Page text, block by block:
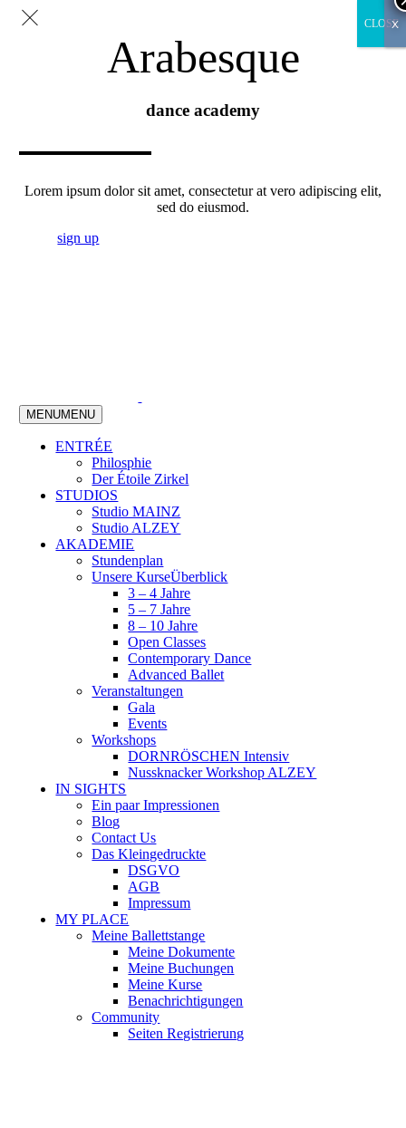
Arabesque
dance academy
Lorem ipsum dolor sit amet, consectetur at vero adipiscing elit,
sed do eiusmod.
sign up
MENUMENU
ENTRÉE
Philosphie
Der Étoile Zirkel
STUDIOS
Studio MAINZ
Studio ALZEY
AKADEMIE
Stundenplan
Unsere KurseÜberblick
3 – 4 Jahre
5 – 7 Jahre
8 – 10 Jahre
Open Classes
Contemporary Dance
Advanced Ballet
Veranstaltungen
Gala
Events
Workshops
DORNRÖSCHEN Intensiv
Nussknacker Workshop ALZEY
IN SIGHTS
Ein paar Impressionen
Blog
Contact Us
Das Kleingedruckte
DSGVO
AGB
Impressum
MY PLACE
Meine Ballettstange
Meine Dokumente
Meine Buchungen
Meine Kurse
Benachrichtigungen
Community
Seiten Registrierung
CLOSE
x